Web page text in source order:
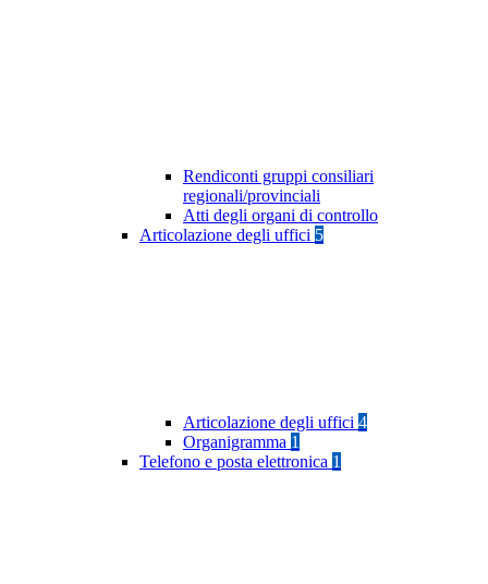
Rendiconti gruppi consiliari
regionali/provinciali
Atti degli organi di controllo
Articolazione degli uffici 5
Articolazione degli uffici 4
Organigramma 1
Telefono e posta elettronica 1